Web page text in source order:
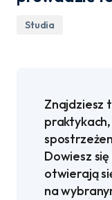
Studia
Znajdziesz
Dowiesz
otwierają
na